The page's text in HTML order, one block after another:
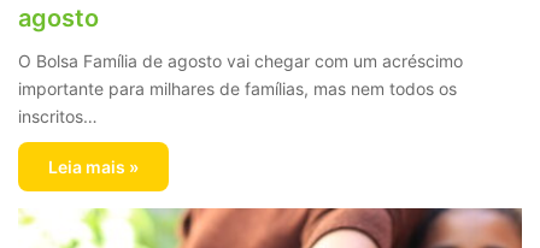
agosto
O Bolsa Família de agosto vai chegar com um acréscimo
importante para milhares de famílias, mas nem todos os
inscritos…
Leia mais »